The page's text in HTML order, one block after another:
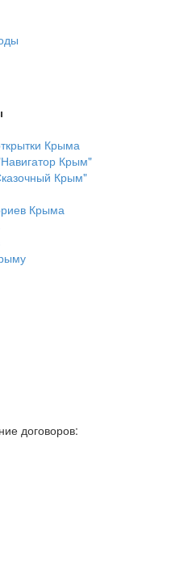
Крыма
Крым"
Крым"
Крыма
договоров: